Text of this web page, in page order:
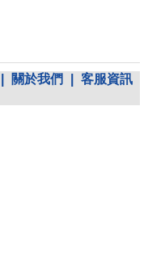
關於我們
客服資訊